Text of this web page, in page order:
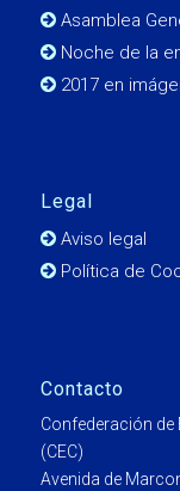
Asamblea
Noche de la
2017 en
Legal
Aviso legal
Política de
Contacto
Confederación de
(CEC)
Avenida de